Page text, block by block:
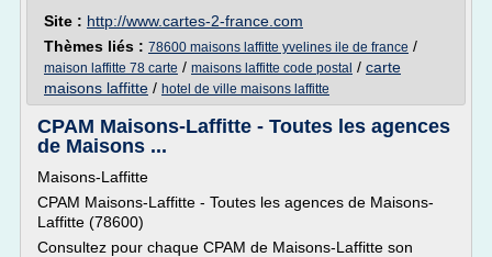
Site : http://www.cartes-2-france.com
Thèmes liés : 78600 maisons laffitte yvelines ile de france /
maison laffitte 78 carte / maisons laffitte code postal / carte
maisons laffitte / hotel de ville maisons laffitte
CPAM Maisons-Laffitte - Toutes les agences
de Maisons ...
Maisons-Laffitte
CPAM Maisons-Laffitte - Toutes les agences de Maisons-
Laffitte (78600)
Consultez pour chaque CPAM de Maisons-Laffitte son